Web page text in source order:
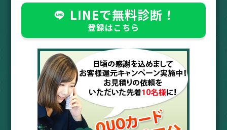
LINEで無料診断！
登録はこちら